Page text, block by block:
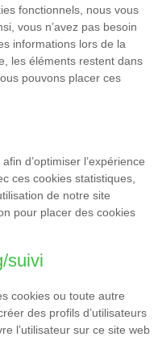
fonctionnels, nous vous
vous n’avez pas besoin
informations lors de la
les éléments restent dans
pouvons placer ces
d’optimiser l’expérience
ces cookies statistiques,
de notre site
pour placer des cookies
suivi
cookies ou toute autre
des profils d’utilisateurs
l’utilisateur sur ce site web